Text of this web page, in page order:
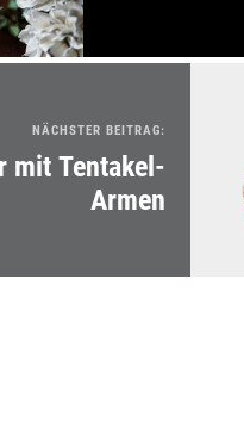
NÄCHSTER BEITRAG:
mit Tentakel-
Armen